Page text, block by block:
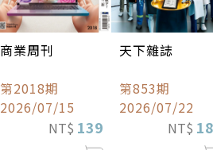
商業周刊
第2018期
2026/07/15
NT$ 139
天下雜誌
第853期
2026/07/22
NT$